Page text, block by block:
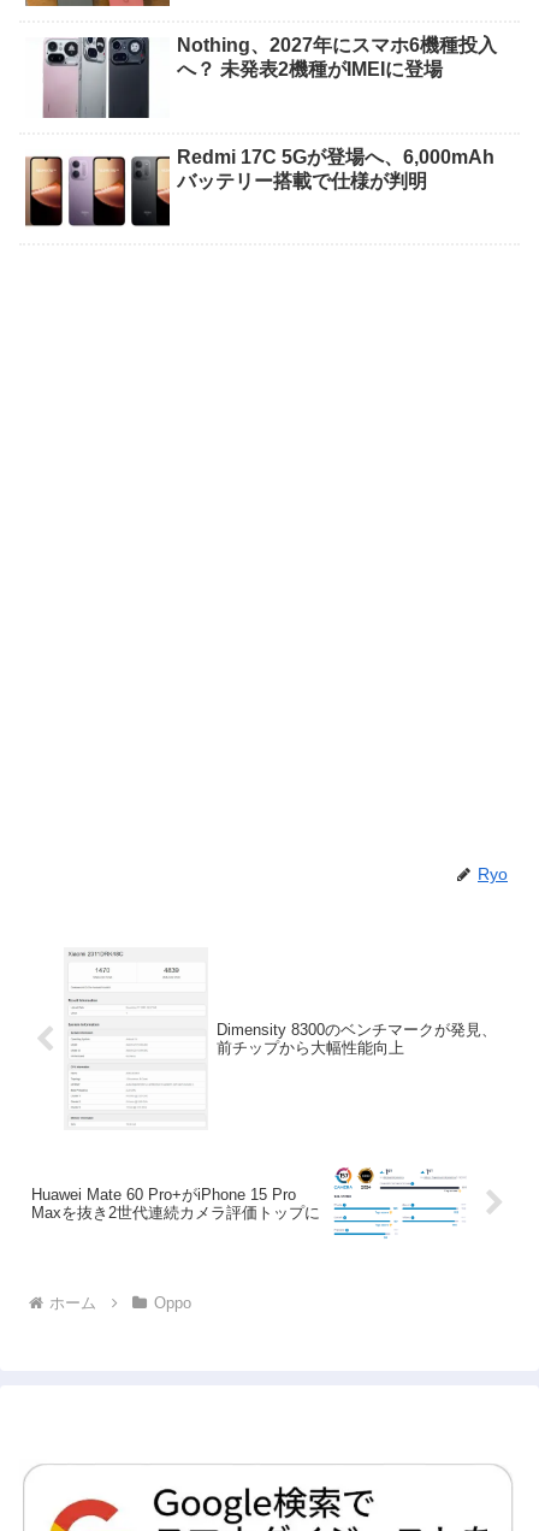
Nothing、2027年にスマホ6機種投入
へ？ 未発表2機種がIMEIに登場
Redmi 17C 5Gが登場へ、6,000mAh
バッテリー搭載で仕様が判明
Ryo
Dimensity 8300のベンチマークが発見、
前チップから大幅性能向上
Huawei Mate 60 Pro+がiPhone 15 Pro
Maxを抜き2世代連続カメラ評価トップに
ホーム Oppo